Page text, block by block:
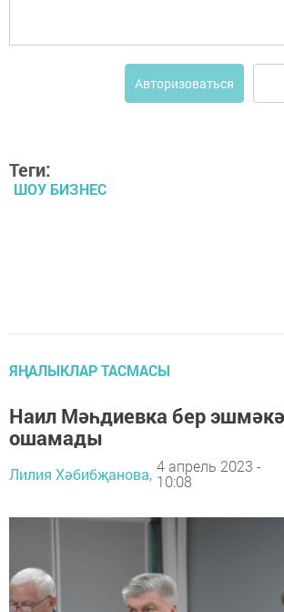
Авторизоваться
Теги:
ШОУ БИЗНЕС
ЯҢАЛЫКЛАР ТАСМАСЫ
Наил Мәһдиевка бер
ошамады
Лилия Хәбибҗанова, 4 апрель 2023 -
10:08